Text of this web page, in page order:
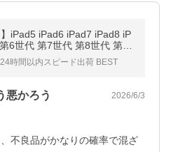
iPad5 iPad6 iPad7 iPad8 iP
6世代 第7世代 第8世代 第9
バッテリー容量:8827mA
*35
時間以内スピード出荷 BEST
悪かろう 2026/6/3
不良品がかなりの確率で混ざ